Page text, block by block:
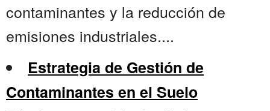
contaminantes y la reducción de
emisiones industriales....
Estrategia de Gestión de
Contaminantes en el Suelo